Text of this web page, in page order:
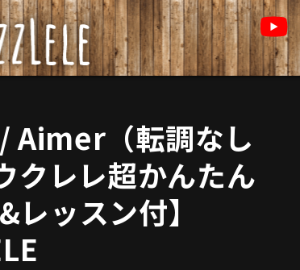
Aimer（転調なし
クレレ超かんたん
レッスン付】